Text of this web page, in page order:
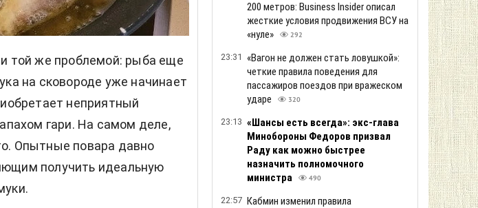
той же проблемой: рыба еще
на сковороде уже начинает
неприятный
гари. На самом деле,
Опытные повара давно
получить идеальную
200 метров: Business Insider описал
жесткие условия продвижения ВСУ на
«нуле»
292
23:31
«Вагон не должен стать ловушкой»:
четкие правила поведения для
пассажиров поездов при вражеском
ударе
320
23:13 «Шансы есть всегда»: экс-глава
Минобороны Федоров призвал
Раду как можно быстрее
назначить полномочного
министра
490
22:57 Кабмин изменил правила